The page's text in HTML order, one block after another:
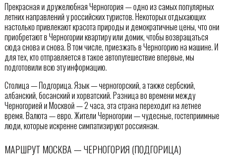
Прекрасная и дружелюбная Черногория — одно из самых популярных
летних направлений у российских туристов. Некоторых отдыхающих
настолько привлекают красота природы и демократичные цены, что они
приобретают в Черногории квартиру или домик, чтобы возвращаться
сюда снова и снова. В том числе, приезжать в Черногорию на машине. И
для тех, кто отправляется в такое автопутешествие впервые, мы
подготовили всю эту информацию.
Столица — Подгорица. Язык — черногорский, а также сербский,
албанский, босанский и хорватский. Разница во времени между
Черногорией и Москвой — 2 часа, эта страна переходит на летнее
время. Валюта — евро. Жители Черногории — чудесные, гостеприимные
люди, которые искренне симпатизируют россиянам.
МАРШРУТ МОСКВА — ЧЕРНОГОРИЯ (ПОДГОРИЦА)